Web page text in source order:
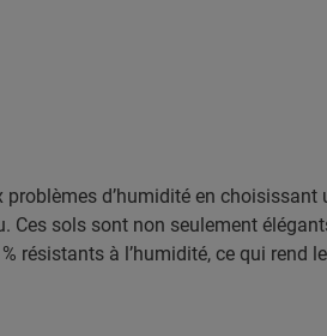
problèmes d’humidité en choisissant
Ces sols sont non seulement
résistants à l’humidité, ce qui rend